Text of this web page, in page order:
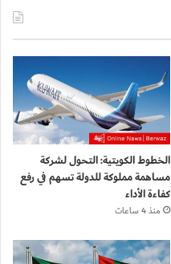
الخطوط الكويتية: التحول لشركة
مساهمة مملوكة للدولة تسهم في رفع
كفاءة الأداء
منذ 4 ساعات